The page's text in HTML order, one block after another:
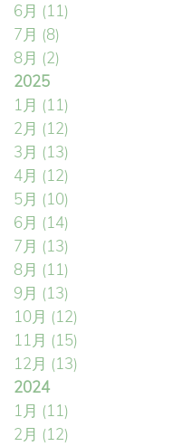
6月 (11)
7月 (8)
8月 (2)
2025
1月 (11)
2月 (12)
3月 (13)
4月 (12)
5月 (10)
6月 (14)
7月 (13)
8月 (11)
9月 (13)
10月 (12)
11月 (15)
12月 (13)
2024
1月 (11)
2月 (12)